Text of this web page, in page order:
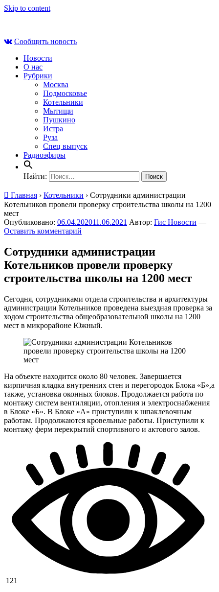
Skip to content
Сообщить новость
Новости
О нас
Рубрики
Москва
Подмосковье
Котельники
Мытищи
Пушкино
Истра
Руза
Спец выпуск
Радиоэфиры
Найти:
Главная › Котельники › Сотрудники администрации
Котельников провели проверку строительства школы на 1200
мест
Опубликовано: 06.04.202011.06.2021 Автор: Гис Новости —
Оставить комментарий
Сотрудники администрации
Котельников провели проверку
строительства школы на 1200 мест
Сегодня, сотрудниками отдела строительства и архитектуры
администрации Котельников проведена выездная проверка за
ходом строительства общеобразовательной школы на 1200
мест в микрорайоне Южный.
На объекте находится около 80 человек. Завершается
кирпичная кладка внутренних стен и перегородок Блока «Б»,а
также, установка оконных блоков. Продолжается работа по
монтажу систем вентиляции, отопления и электроснабжения
в Блоке «Б». В Блоке «А» приступили к шпаклевочным
работам. Продолжаются кровельные работы. Приступили к
монтажу ферм перекрытий спортивного и актового залов.
121